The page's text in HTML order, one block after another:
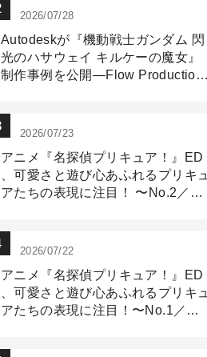
2026/07/28
Autodeskが『機動戦士ガンダム 閃
光のハサウェイ キルケーの魔女』
制作事例を公開―Flow Production
2026/07/23
アニメ『名探偵プリキュア！』ED
、可愛さと遊び心あふれるプリキュ
アたちの表現に注目！ 〜No.2／モ
2026/07/22
アニメ『名探偵プリキュア！』ED
、可愛さと遊び心あふれるプリキュ
アたちの表現に注目！〜No.1／演